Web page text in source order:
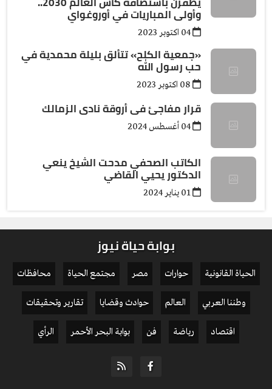
وأولى المباريات في أوروغواي
«جمعية الكلح» تتألق بليلة محمدية في
حب رسول الله
قرار مفاجئ فى أروقة نادى الزمالك
الكاتب الصحفي مدحت الشيخ ينعي
الدكتور يحيي القاضي
بوابة حياة نيوز
الحياة القانونية حوارات مصر مجتمع الحياة
محافظات
وطننا العربي
العالم حوادث وقضايا
تقارير وتحقيقات
اقتصاد
رياضة فن بوابة البحر الأحمر الرأي